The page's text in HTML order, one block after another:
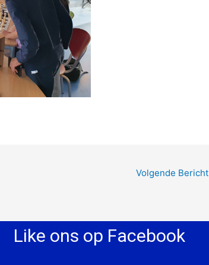
Volgende Bericht
Like ons op Facebook